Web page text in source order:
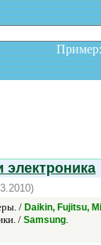
электроника
/ Daikin, Fujitsu,
/ Samsung.